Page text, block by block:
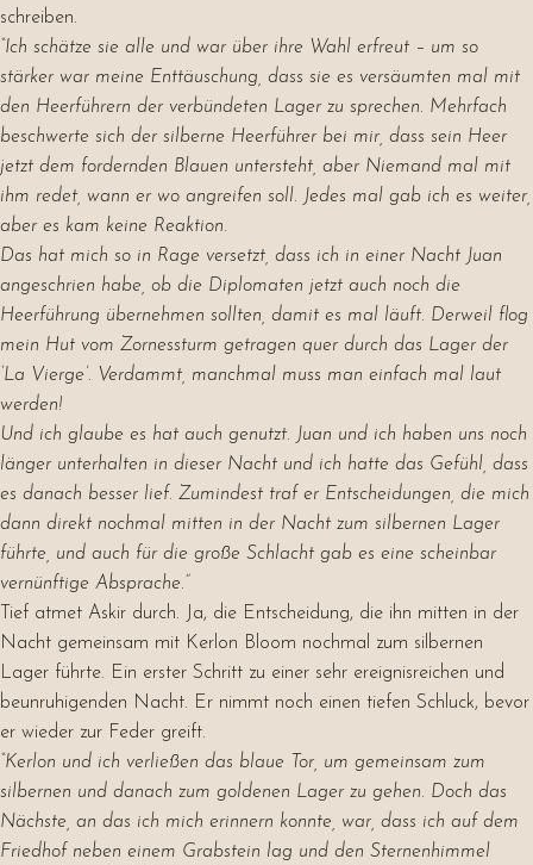
schreiben.
“Ich schätze sie alle und war über ihre Wahl erfreut – um so
stärker war meine Enttäuschung, dass sie es versäumten mal mit
den Heerführern der verbündeten Lager zu sprechen. Mehrfach
beschwerte sich der silberne Heerführer bei mir, dass sein Heer
jetzt dem fordernden Blauen untersteht, aber Niemand mal mit
ihm redet, wann er wo angreifen soll. Jedes mal gab ich es weiter,
aber es kam keine Reaktion.
Das hat mich so in Rage versetzt, dass ich in einer Nacht Juan
angeschrien habe, ob die Diplomaten jetzt auch noch die
Heerführung übernehmen sollten, damit es mal läuft. Derweil flog
mein Hut vom Zornessturm getragen quer durch das Lager der
‘La Vierge’. Verdammt, manchmal muss man einfach mal laut
werden!
Und ich glaube es hat auch genutzt. Juan und ich haben uns noch
länger unterhalten in dieser Nacht und ich hatte das Gefühl, dass
es danach besser lief. Zumindest traf er Entscheidungen, die mich
dann direkt nochmal mitten in der Nacht zum silbernen Lager
führte, und auch für die große Schlacht gab es eine scheinbar
vernünftige Absprache.”
Tief atmet Askir durch. Ja, die Entscheidung, die ihn mitten in der
Nacht gemeinsam mit Kerlon Bloom nochmal zum silbernen
Lager führte. Ein erster Schritt zu einer sehr ereignisreichen und
beunruhigenden Nacht. Er nimmt noch einen tiefen Schluck, bevor
er wieder zur Feder greift.
“Kerlon und ich verließen das blaue Tor, um gemeinsam zum
silbernen und danach zum goldenen Lager zu gehen. Doch das
Nächste, an das ich mich erinnern konnte, war, dass ich auf dem
Friedhof neben einem Grabstein lag und den Sternenhimmel